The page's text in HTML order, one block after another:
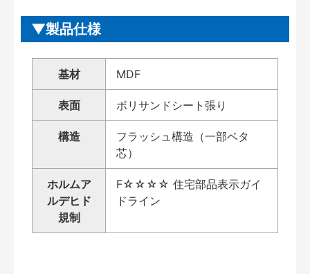
製品仕様
基材 MDF
表面 ポリサンドシート張り
構造
フラッシュ構造（一部ベタ
芯）
ホルムア
ルデヒド
規制
F☆☆☆☆ 住宅部品表示ガイ
ドライン